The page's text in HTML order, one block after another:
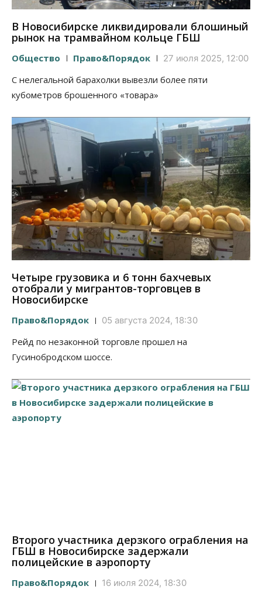
В Новосибирске ликвидировали блошиный
рынок на трамвайном кольце ГБШ
Общество Право&Порядок 27 июля 2025, 12:00
С нелегальной барахолки вывезли более пяти
кубометров брошенного «товара»
Четыре грузовика и 6 тонн бахчевых
отобрали у мигрантов-торговцев в
Новосибирске
Право&Порядок 05 августа 2024, 18:30
Рейд по незаконной торговле прошел на
Гусинобродском шоссе.
Второго участника дерзкого ограбления на
ГБШ в Новосибирске задержали
полицейские в аэропорту
Право&Порядок 16 июля 2024, 18:30